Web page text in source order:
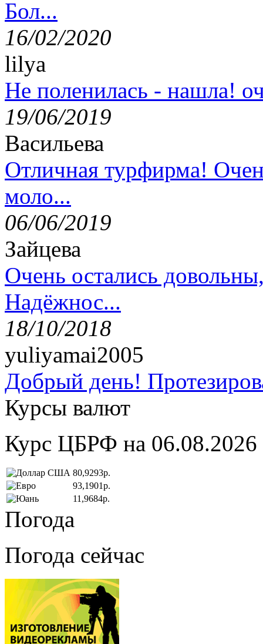
Бол...
16/02/2020
lilya
Не поленилась - нашла!
19/06/2019
Васильева
Отличная турфирма!
моло...
06/06/2019
Зайцева
Очень остались
Надёжнос...
18/10/2018
yuliyamai2005
Добрый день!
Курсы валют
Курс ЦБРФ на 06.08.2026
80,9293р.
93,1901р.
11,9684р.
Погода
Погода сейчас